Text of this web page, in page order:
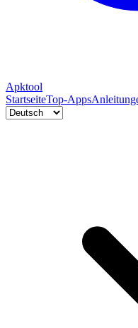
Apktool
StartseiteTop-Apps